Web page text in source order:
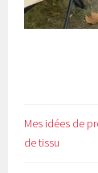
Mes idées de
de tissu